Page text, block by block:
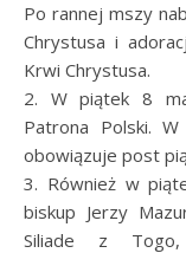
Po rannej mszy
Chrystusa i
Krwi Chrystusa.
2. W piątek 8
Patrona Polski.
obowiązuje post
3. Również w
biskup Jerzy
Siliade z Togo,